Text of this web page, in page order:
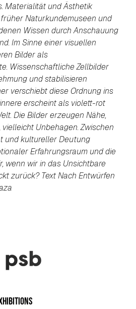
Materialität und Ästhetik
Naturkundemuseen und
Wissen durch Anschauung
Im Sinne einer visuellen
Bilder als
Wissenschaftliche Zellbilder
und stabilisieren
verschiebt diese Ordnung ins
erscheint als violett-rot
Die Bilder erzeugen Nähe,
Unbehagen. Zwischen
und kultureller Deutung
Erfahrungsraum und die
wenn wir in das Unsichtbare
zurück? Text Nach Entwürfen